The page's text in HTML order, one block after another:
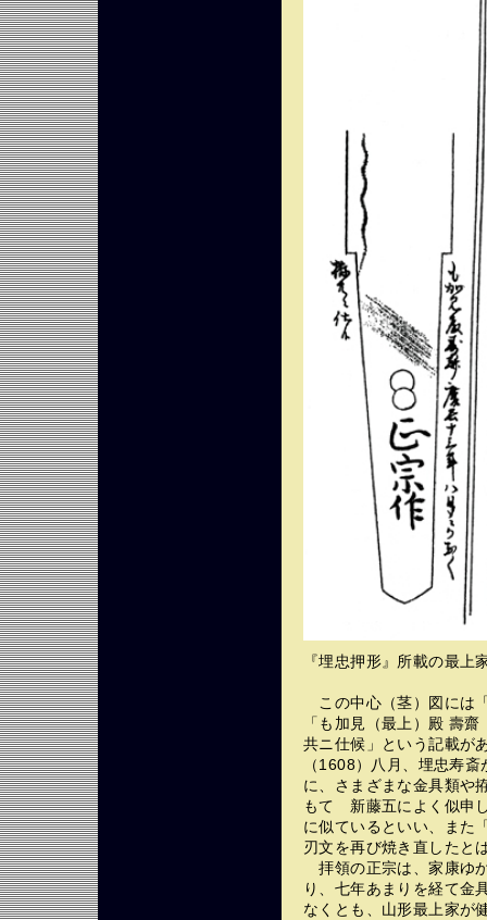
『埋忠押形』所載の最上
この中心（茎）図には
「も加見（最上）殿 壽
共ニ仕候」という記載が
（1608）八月、埋忠寿
に、さまざまな金具類や
もて 新藤五によく似申
に似ているといい、また
刃文を再び焼き直したと
拝領の正宗は、家康ゆ
り、七年あまりを経て金
なくとも、山形最上家が